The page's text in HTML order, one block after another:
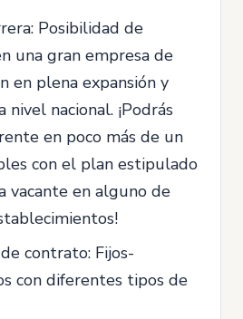
Posibilidad de
una gran empresa de
en plena expansión y
nivel nacional. ¡Podrás
en poco más de un
con el plan estipulado
vacante en alguno de
contrato: Fijos-
con diferentes tipos de